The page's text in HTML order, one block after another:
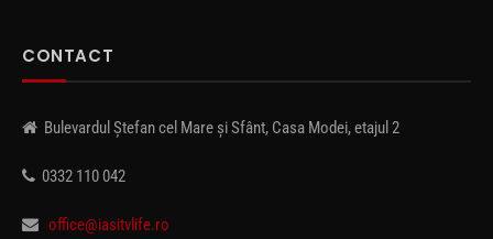
CONTACT
Bulevardul Ștefan cel Mare și Sfânt, Casa Modei, etajul 2
0332 110 042
office@iasitvlife.ro